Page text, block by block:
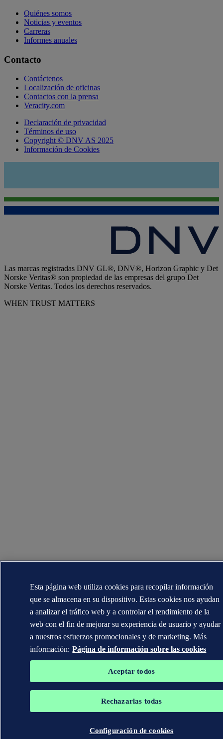
Quiénes somos
Noticias y eventos
Carreras
Informes anuales
Contacto
Contáctenos
Localización de oficinas
Contactos con la prensa
Veracity.com
Declaración de privacidad
Términos de uso
Copyright © DNV AS 2025
Información de Cookies
Las marcas registradas DNV GL®, DNV®, Horizon Graphic y Det
Norske Veritas® son propiedad de las empresas del grupo Det
Norske Veritas. Todos los derechos reservados.
WHEN TRUST MATTERS
Esta página web utiliza cookies para recopilar información
que se almacena en su dispositivo. Estas cookies nos ayudan
a analizar el tráfico web y a controlar el rendimiento de la
web con el fin de mejorar su experiencia de usuario y ayudar
a nuestros esfuerzos promocionales y de marketing. Más
información: Página de información sobre las cookies
Aceptar todos
Rechazarlas todas
Configuración de cookies